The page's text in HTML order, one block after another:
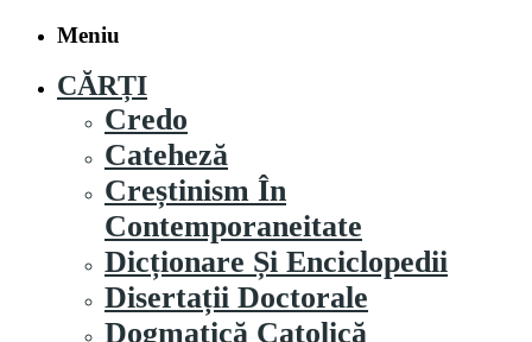
Meniu
CĂRȚI
Credo
Cateheză
Creștinism În
Contemporaneitate
Dicționare Și Enciclopedii
Disertații Doctorale
Dogmatică Catolică